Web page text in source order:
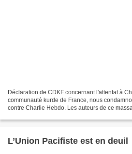
Déclaration de CDKF concernant l'attentat à
communauté kurde de France, nous
contre Charlie Hebdo. Les auteurs de ce
L’Union Pacifiste est en deuil